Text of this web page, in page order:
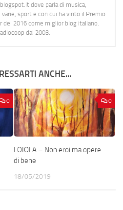
dove parla di musica,
sport e con cui ha vinto il Premio
2016 come miglior blog italiano.
dal 2003.
ANCHE...
0 0
LOIOLA – Non eroi ma opere
di bene
18/05/2019